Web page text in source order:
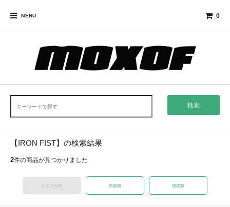
MENU 0
検索
【IRON FIST】の検索結果
2件の商品が見つかりました
おすすめ順 新着順 価格順